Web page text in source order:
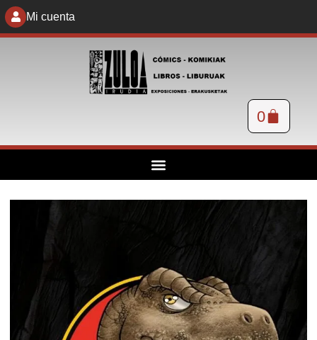
Mi cuenta
0